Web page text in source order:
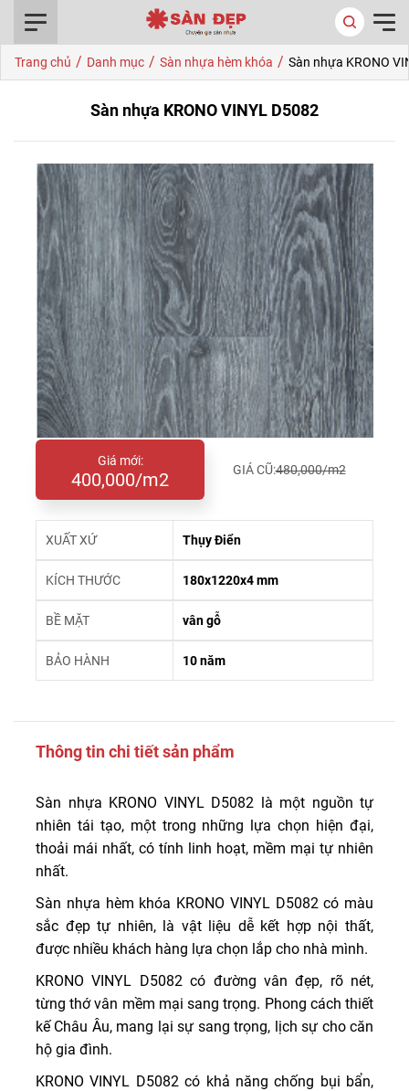
Trang chủ / Danh mục / Sàn nhựa hèm khóa / Sàn nhựa KRONO
Sàn nhựa KRONO VINYL D5082
Giá mới:
400,000/m2 GIÁ CŨ:480,000/m2
XUẤT XỨ Thụy Điển
KÍCH THƯỚC 180x1220x4 mm
BỀ MẶT vân gỗ
BẢO HÀNH 10 năm
Thông tin chi tiết sản phẩm
Sàn nhựa KRONO VINYL D5082 là một nguồn tự
nhiên tái tạo, một trong những lựa chọn hiện đại,
thoải mái nhất, có tính linh hoạt, mềm mại tự nhiên
nhất.
Sàn nhựa hèm khóa KRONO VINYL D5082 có màu
sắc đẹp tự nhiên, là vật liệu dễ kết hợp nội thất,
được nhiều khách hàng lựa chọn lắp cho nhà mình.
KRONO VINYL D5082 có đường vân đẹp, rõ nét,
từng thớ vân mềm mại sang trọng. Phong cách thiết
kế Châu Âu, mang lại sự sang trọng, lịch sự cho căn
hộ gia đình.
KRONO VINYL D5082 có khả năng chống bụi bẩn,